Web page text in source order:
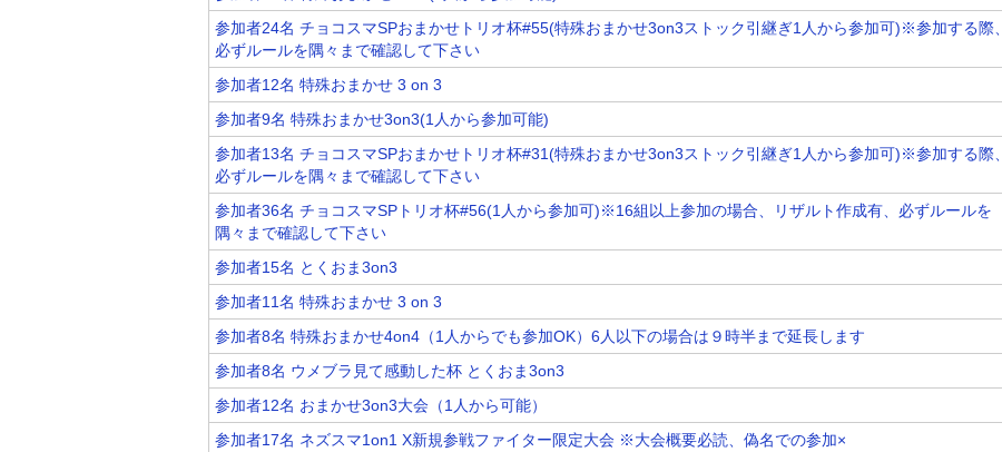
参加者24名 チョコスマSPおまかせトリオ杯#55(特殊おまかせ3on3ストック引継ぎ1人から参加可)※参加する際、
必ずルールを隅々まで確認して下さい
参加者12名 特殊おまかせ 3 on 3
参加者9名 特殊おまかせ3on3(1人から参加可能)
参加者13名 チョコスマSPおまかせトリオ杯#31(特殊おまかせ3on3ストック引継ぎ1人から参加可)※参加する際、
必ずルールを隅々まで確認して下さい
参加者36名 チョコスマSPトリオ杯#56(1人から参加可)※16組以上参加の場合、リザルト作成有、必ずルールを
隅々まで確認して下さい
参加者15名 とくおま3on3
参加者11名 特殊おまかせ 3 on 3
参加者8名 特殊おまかせ4on4（1人からでも参加OK）6人以下の場合は９時半まで延長します
参加者8名 ウメブラ見て感動した杯 とくおま3on3
参加者12名 おまかせ3on3大会（1人から可能）
参加者17名 ネズスマ1on1 X新規参戦ファイター限定大会 ※大会概要必読、偽名での参加×